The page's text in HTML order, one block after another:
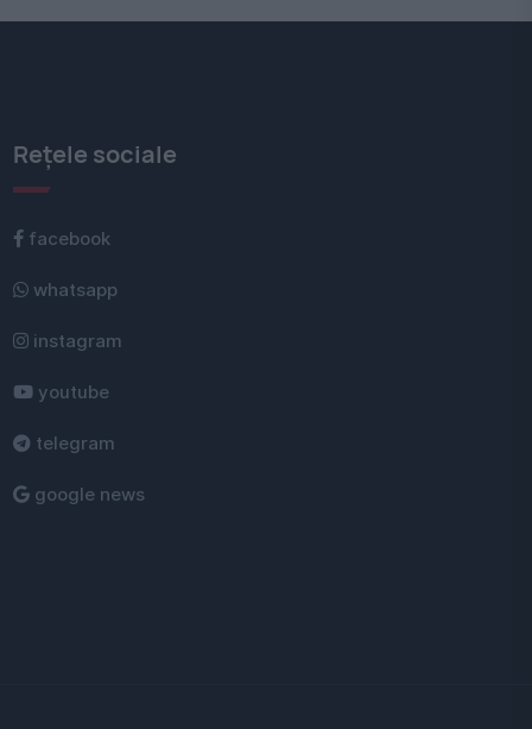
Rețele sociale
facebook
whatsapp
instagram
youtube
telegram
google news